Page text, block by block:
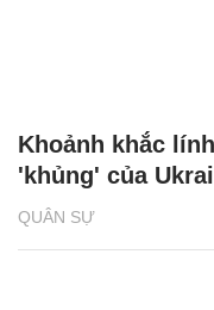
QUÂN SỰ
Khoảnh khắc
'khủng' của